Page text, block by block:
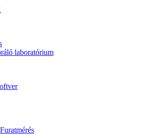
laboratórium